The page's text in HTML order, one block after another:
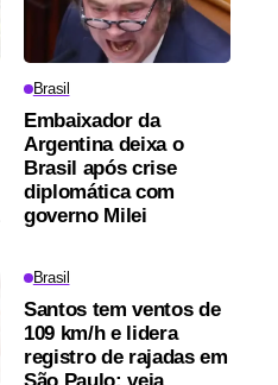
Brasil
Embaixador da
Argentina deixa o
Brasil após crise
diplomática com
governo Milei
Brasil
Santos tem ventos de
109 km/h e lidera
registro de rajadas em